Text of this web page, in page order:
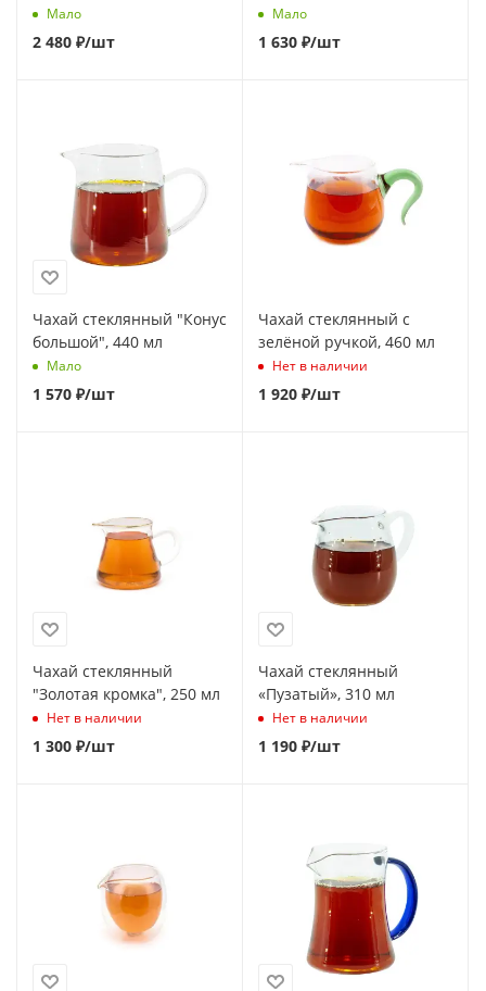
Мало
2 480 ₽/шт
Мало
1 630 ₽/шт
Чахай стеклянный "Конус
большой", 440 мл
Мало
1 570 ₽/шт
Чахай стеклянный с
зелёной ручкой, 460 мл
Нет в наличии
1 920 ₽/шт
Чахай стеклянный
"Золотая кромка", 250 мл
Нет в наличии
1 300 ₽/шт
Чахай стеклянный
«Пузатый», 310 мл
Нет в наличии
1 190 ₽/шт